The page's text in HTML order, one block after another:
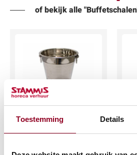
Toestemming Details
of bekijk alle
Wijnkoeler RVS
€3,54